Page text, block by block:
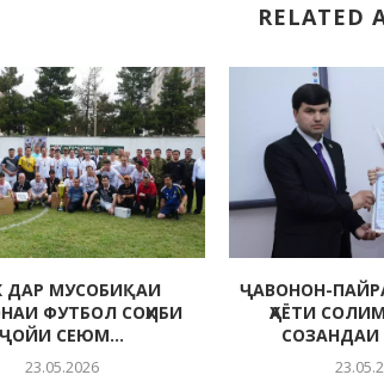
RELATED
ДАР МУСОБИҚАИ
ФУТБОЛ СОҲИБИ
ҶОЙИ СЕЮМ...
23.05.2026
ҶАВОНОН-
ҲАЁТИ